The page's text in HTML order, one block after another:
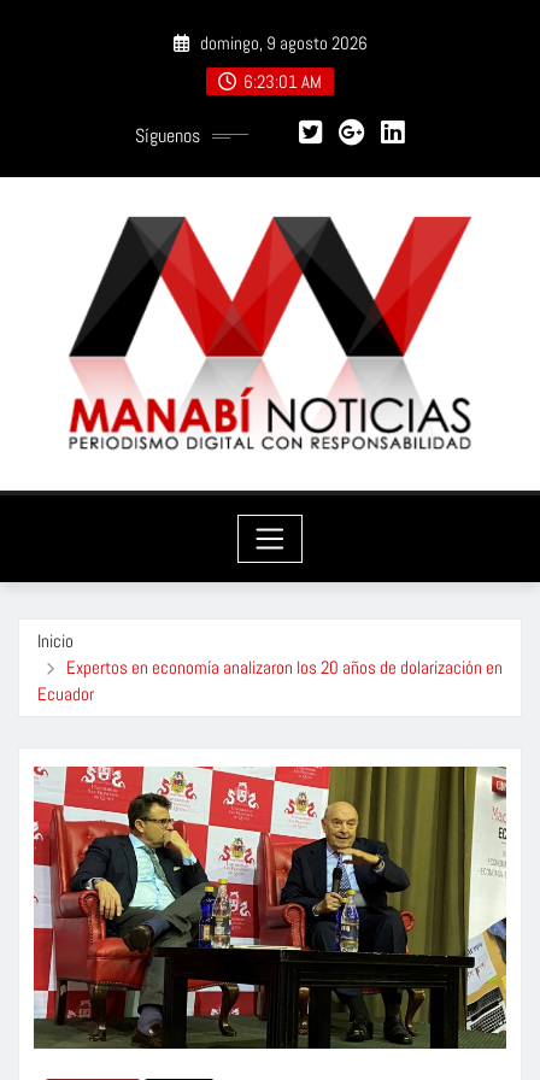
domingo, 9 agosto 2026
6:23:02 AM
Síguenos
Inicio
Expertos en economía analizaron los 20 años de dolarización en
Ecuador